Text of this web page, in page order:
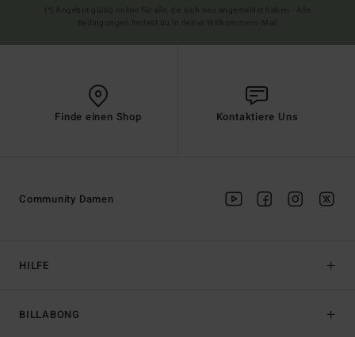
Finde einen Shop Kontaktiere Uns
HILFE
BILLABONG
Community Damen